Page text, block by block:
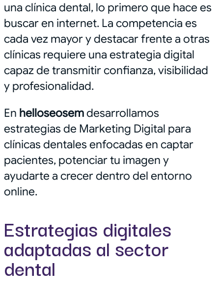
una clínica dental, lo primero que hace es
buscar en internet. La competencia es
cada vez mayor y destacar frente a otras
clínicas requiere una estrategia digital
capaz de transmitir confianza, visibilidad
y profesionalidad.
En helloseosemdesarrollamos
estrategias de Marketing Digital para
clínicas dentales enfocadas en captar
pacientes, potenciar tu imagen y
ayudarte a crecer dentro del entorno
online.
Estrategias digitales
adaptadas al sector
dental